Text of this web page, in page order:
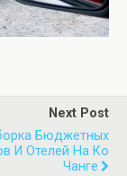
Next Post
Бюджетных
И Отелей На Ко
Чанге